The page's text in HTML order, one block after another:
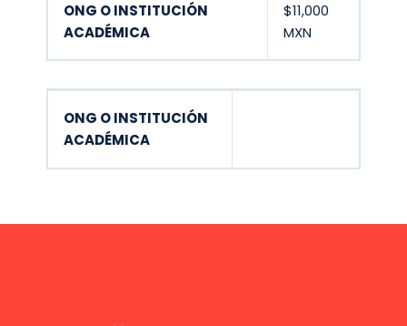
ONG O INSTITUCIÓN
ACADÉMICA
$11,000
MXN
ONG O INSTITUCIÓN
ACADÉMICA